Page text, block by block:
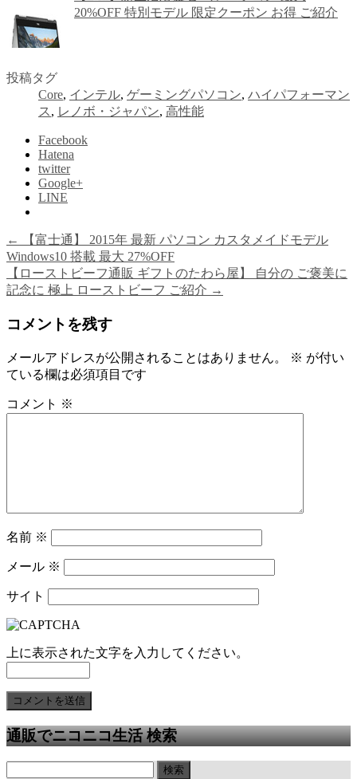
20%OFF 特別モデル 限定クーポン お得 ご紹介
投稿タグ
Core, インテル, ゲーミングパソコン, ハイパフォーマン
ス, レノボ・ジャパン, 高性能
Facebook
Hatena
twitter
Google+
LINE
←
【富士通】 2015年 最新 パソコン カスタメイドモデル
Windows10 搭載 最大 27%OFF
【ローストビーフ通販 ギフトのたわら屋】 自分の ご褒美に
記念に 極上 ローストビーフ ご紹介 →
コメントを残す
メールアドレスが公開されることはありません。 ※ が付い
ている欄は必須項目です
コメント ※
名前 ※
メール ※
サイト
上に表示された文字を入力してください。
通販でニコニコ生活 検索